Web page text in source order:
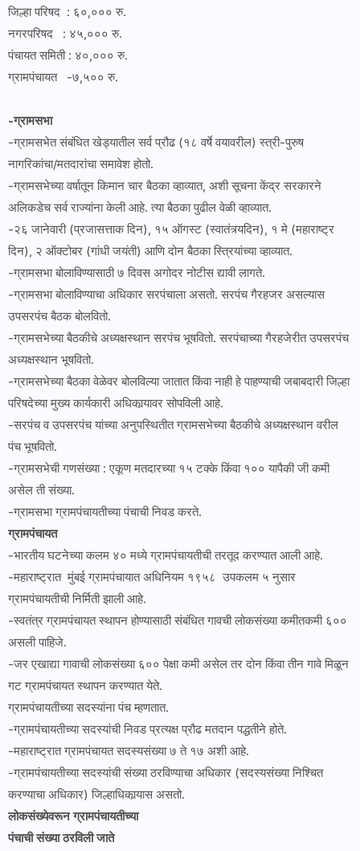
जिल्हा परिषद : ६०,००० रु.
नगरपरिषद : ४५,००० रु.
पंचायत समिती : ४०,००० रु.
ग्रामपंचायत -७,५०० रु.
-ग्रामसभा
-ग्रामसभेत संबंधित खेड्यातील सर्व प्रौढ (१८ वर्षे वयावरील) स्त्री-पुरुष
नागरिकांचा/मतदारांचा समावेश होतो.
-ग्रामसभेच्या वर्षातून किमान चार बैठका व्हाव्यात, अशी सूचना केंद्र सरकारने
अलिकडेच सर्व राज्यांना केली आहे. त्या बैठका पुढील वेळी व्हाव्यात.
-२६ जानेवारी (प्रजासत्ताक दिन), १५ ऑगस्ट (स्वातंत्र्यदिन), १ मे (महाराष्ट्र
दिन), २ ऑक्टोबर (गांधी जयंती) आणि दोन बैठका स्त्रियांच्या व्हाव्यात.
-ग्रामसभा बोलाविण्यासाठी ७ दिवस अगोदर नोटीस द्यावी लागते.
-ग्रामसभा बोलाविण्याचा अधिकार सरपंचाला असतो. सरपंच गैरहजर असल्यास
उपसरपंच बैठक बोलवितो.
-ग्रामसभेच्या बैठकीचे अध्यक्षस्थान सरपंच भूषवितो. सरपंचाच्या गैरहजेरीत उपसरपंच
अध्यक्षस्थान भूषवितो.
-ग्रामसभेच्या बैठका वेळेवर बोलविल्या जातात किंवा नाही हे पाहण्याची जबाबदारी जिल्हा
परिषदेच्या मुख्य कार्यकारी अधिकार्‍यावर सोपविली आहे.
-सरपंच व उपसरपंच यांच्या अनुपस्थितीत ग्रामसभेच्या बैठकीचे अध्यक्षस्थान वरील
पंच भूषवितो.
-ग्रामसभेची गणसंख्या : एकूण मतदारच्या १५ टक्के किंवा १०० यापैकी जी कमी
असेल ती संख्या.
-ग्रामसभा ग्रामपंचायतीच्या पंचाची निवड करते.
ग्रामपंचायत
-भारतीय घटनेच्या कलम ४० मध्ये ग्रामपंचायतीची तरतूद करण्यात आली आहे.
-महाराष्ट्रात मुंबई ग्रामपंचायात अधिनियम १९५८ उपकलम ५ नुसार
ग्रामपंचायतीची निर्मिती झाली आहे.
-स्वतंत्र ग्रामपंचायत स्थापन होण्यासाठी संबंधित गावची लोकसंख्या कमीतकमी ६००
असली पाहिजे.
-जर एखाद्या गावाची लोकसंख्या ६०० पेक्षा कमी असेल तर दोन किंवा तीन गावे मिळून
गट ग्रामपंचायत स्थापन करण्यात येते.
ग्रामपंचायतीच्या सदस्यांना पंच म्हणतात.
-ग्रामपंचायतीच्या सदस्यांची निवड प्रत्यक्ष प्रौढ मतदान पद्धतीने होते.
-महाराष्ट्रात ग्रामपंचायत सदस्यसंख्या ७ ते १७ अशी आहे.
-ग्रामपंचायतीच्या सदस्यांची संख्या ठरविण्याचा अधिकार (सदस्यसंख्या निश्चित
करण्याचा अधिकार) जिल्हाधिकार्‍यास असतो.
लोकसंख्येवरून ग्रामपंचायतीच्या
पंचाची संख्या ठरविली जाते